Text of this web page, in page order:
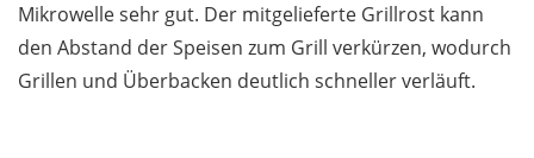
Mikrowelle sehr gut. Der mitgelieferte Grillrost kann
den Abstand der Speisen zum Grill verkürzen, wodurch
Grillen und Überbacken deutlich schneller verläuft.